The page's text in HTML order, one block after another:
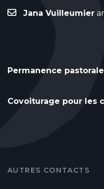
Jana Vuilleumier
Permanence pastorale
Covoiturage pour les
AUTRES CONTACTS